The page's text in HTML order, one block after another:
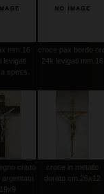
mm.16
levigati
spess.
croce pax bordo oro
24k levigati mm.16
cristo
argentata
croce in metallo
dorato cm.26x12